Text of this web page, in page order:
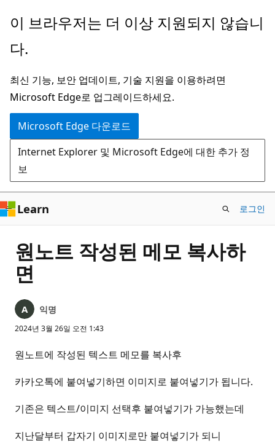
주
콘
츠
로
건
너
뛰
기
이 브라우저는 더 이상 지원되지 않습니
다.
최신 기능, 보안 업데이트, 기술 지원을 이용하려면
Microsoft Edge로 업그레이드하세요.
Microsoft Edge 다운로드
Internet Explorer 및 Microsoft Edge에 대한 추가 정
보
Learn 로그인
원노트 작성된 메모 복사하
면
익명
2024년 3월 26일 오전 1:43
원노트에 작성된 텍스트 메모를 복사후
카카오톡에 붙여넣기하면 이미지로 붙여넣기가 됩니다.
기존은 텍스트/이미지 선택후 붙여넣기가 가능했는데
지난달부터 갑자기 이미지로만 붙여넣기가 되니